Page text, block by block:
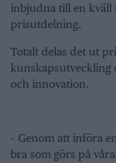
inbjudna till en
prisutdelning.
Totalt delas det ut
kunskapsutveckling
och innovation.
– Genom att införa
bra som görs på